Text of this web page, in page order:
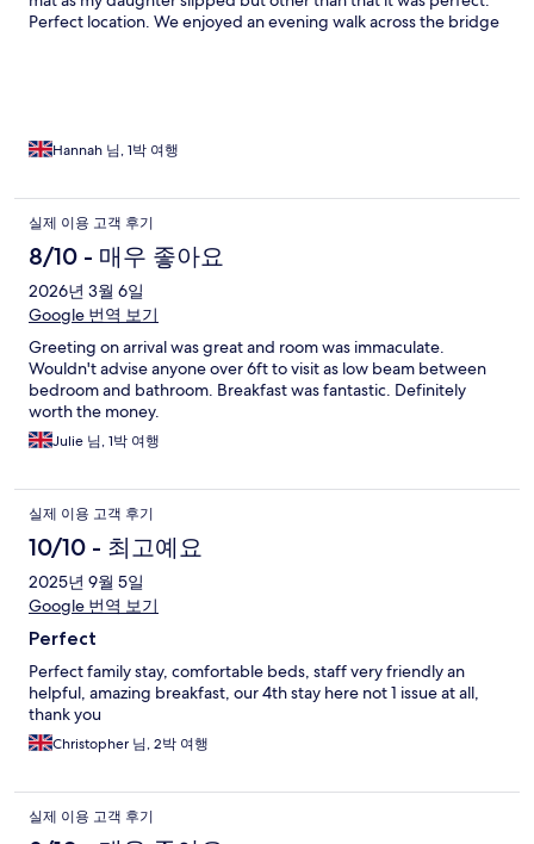
Perfect location. We enjoyed an evening walk across the bridge
Hannah 님, 1박 여행
실제 이용 고객 후기
8/10 - 매우 좋아요
2026년 3월 6일
Google 번역 보기
Greeting on arrival was great and room was immaculate.
Wouldn't advise anyone over 6ft to visit as low beam between
bedroom and bathroom. Breakfast was fantastic. Definitely
worth the money.
Julie 님, 1박 여행
실제 이용 고객 후기
10/10 - 최고예요
2025년 9월 5일
Google 번역 보기
Perfect
Perfect family stay, comfortable beds, staff very friendly an
helpful, amazing breakfast, our 4th stay here not 1 issue at all,
thank you
Christopher 님, 2박 여행
실제 이용 고객 후기